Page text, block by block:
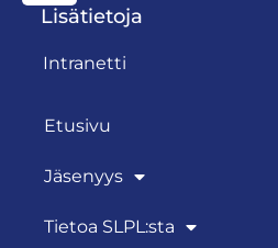
Lisätietoja
Intranetti
Etusivu
Jäsenyys
Tietoa SLPL:sta